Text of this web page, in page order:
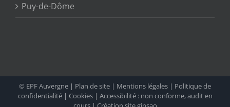
Puy-de-Dôme
© EPF Auvergne | Plan de site | Mentions légales | Politique de
confidentialité| Cookies| Accessibilité : non conforme, audit en